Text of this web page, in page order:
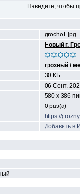
Наведите, чтобы
groche1.jpg
Новый г.
грозный /
30 КБ
06 Сент,
580 x 386
0 раз(а)
https://
Добавить в